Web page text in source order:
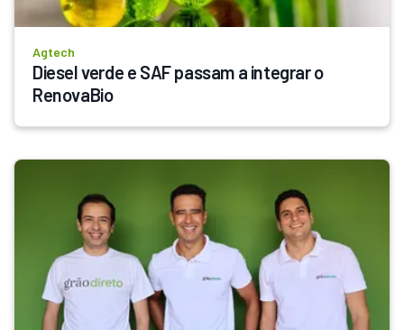
Agtech
Diesel verde e SAF passam a integrar o
RenovaBio